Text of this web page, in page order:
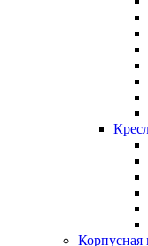
Корпусная